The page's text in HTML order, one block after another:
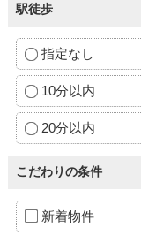
駅徒歩
指定なし
10分以内
20分以内
こだわりの条件
新着物件